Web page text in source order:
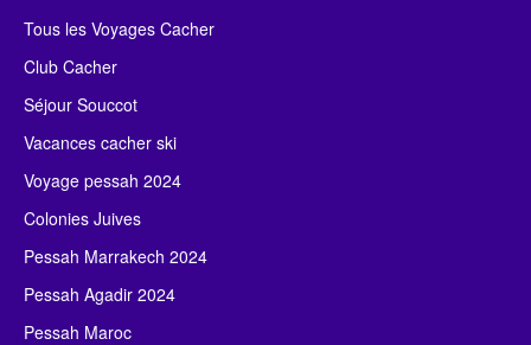
Tous les Voyages Cacher
Club Cacher
Séjour Souccot
Vacances cacher ski
Voyage pessah 2024
Colonies Juives
Pessah Marrakech 2024
Pessah Agadir 2024
Pessah Maroc